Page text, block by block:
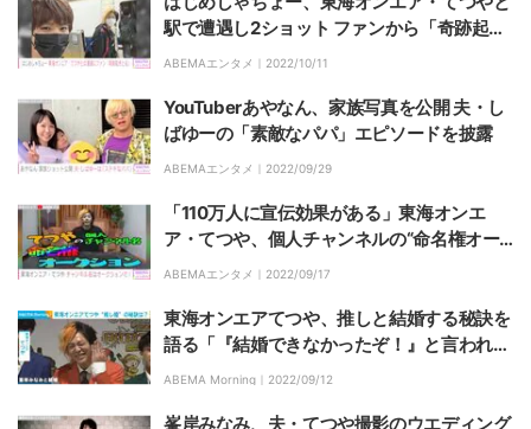
駅で遭遇し2ショット ファンから「奇跡起き
とる」と驚きの声
ABEMAエンタメ｜ 2022/10/11
YouTuberあやなん、家族写真を公開 夫・し
ばゆーの「素敵なパパ」エピソードを披露
ABEMAエンタメ｜ 2022/09/29
「110万人に宣伝効果がある」東海オンエ
ア・てつや、個人チャンネルの“命名権オー
クション”開催
ABEMAエンタメ｜ 2022/09/17
東海オンエアてつや、推しと結婚する秘訣を
語る「『結婚できなかったぞ！』と言われて
も困るのですが（笑）」
ABEMA Morning｜ 2022/09/12
峯岸みなみ、夫・てつや撮影のウエディング